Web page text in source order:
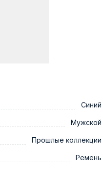
Синий
Мужской
Прошлые коллекции
Ремень